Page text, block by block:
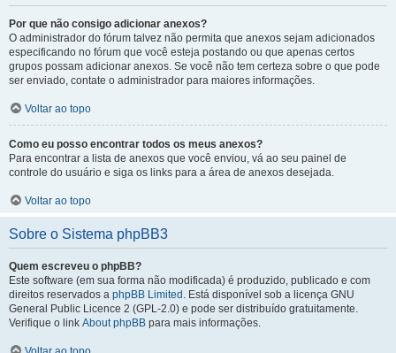
Por que não consigo adicionar anexos?
O administrador do fórum talvez não permita que anexos sejam adicionados
especificando no fórum que você esteja postando ou que apenas certos
grupos possam adicionar anexos. Se você não tem certeza sobre o que pode
ser enviado, contate o administrador para maiores informações.
Voltar ao topo
Como eu posso encontrar todos os meus anexos?
Para encontrar a lista de anexos que você enviou, vá ao seu painel de
controle do usuário e siga os links para a área de anexos desejada.
Voltar ao topo
Sobre o Sistema phpBB3
Quem escreveu o phpBB?
Este software (em sua forma não modificada) é produzido, publicado e com
direitos reservados a phpBB Limited . Está disponível sob a licença GNU
General Public Licence 2 (GPL-2.0) e pode ser distribuído gratuitamente.
Verifique o link About phpBB para mais informações.